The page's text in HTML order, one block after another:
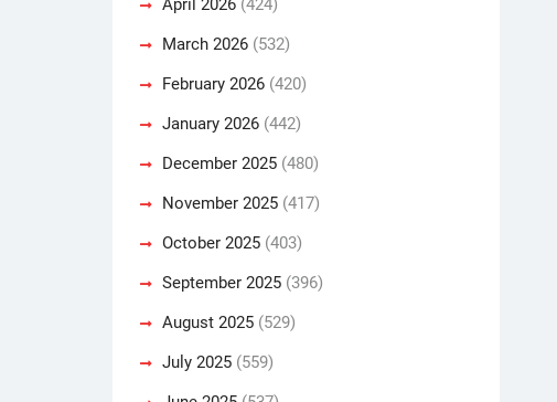
April 2026 (424)
March 2026 (532)
February 2026 (420)
January 2026 (442)
December 2025 (480)
November 2025 (417)
October 2025 (403)
September 2025 (396)
August 2025 (529)
July 2025 (559)